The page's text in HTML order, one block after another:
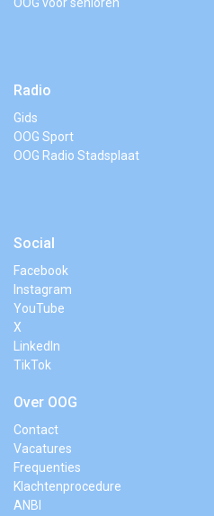
Radio
Gids
OOG Sport
OOG Radio Stadsplaat
Social
Facebook
Instagram
YouTube
X
LinkedIn
TikTok
Over OOG
Contact
Vacatures
Frequenties
Klachtenprocedure
ANBI